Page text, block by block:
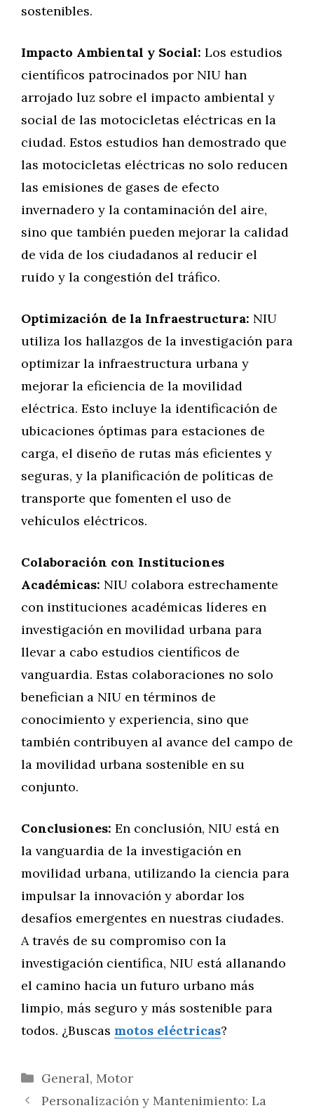
sostenibles.
Impacto Ambiental y Social: Los estudios
científicos patrocinados por NIU han
arrojado luz sobre el impacto ambiental y
social de las motocicletas eléctricas en la
ciudad. Estos estudios han demostrado que
las motocicletas eléctricas no solo reducen
las emisiones de gases de efecto
invernadero y la contaminación del aire,
sino que también pueden mejorar la calidad
de vida de los ciudadanos al reducir el
ruido y la congestión del tráfico.
Optimización de la Infraestructura: NIU
utiliza los hallazgos de la investigación para
optimizar la infraestructura urbana y
mejorar la eficiencia de la movilidad
eléctrica. Esto incluye la identificación de
ubicaciones óptimas para estaciones de
carga, el diseño de rutas más eficientes y
seguras, y la planificación de políticas de
transporte que fomenten el uso de
vehículos eléctricos.
Colaboración con Instituciones
Académicas: NIU colabora estrechamente
con instituciones académicas líderes en
investigación en movilidad urbana para
llevar a cabo estudios científicos de
vanguardia. Estas colaboraciones no solo
benefician a NIU en términos de
conocimiento y experiencia, sino que
también contribuyen al avance del campo de
la movilidad urbana sostenible en su
conjunto.
Conclusiones: En conclusión, NIU está en
la vanguardia de la investigación en
movilidad urbana, utilizando la ciencia para
impulsar la innovación y abordar los
desafíos emergentes en nuestras ciudades.
A través de su compromiso con la
investigación científica, NIU está allanando
el camino hacia un futuro urbano más
limpio, más seguro y más sostenible para
todos. ¿Buscas motos eléctricas?
Categorías
General, Motor
Personalización y Mantenimiento: La